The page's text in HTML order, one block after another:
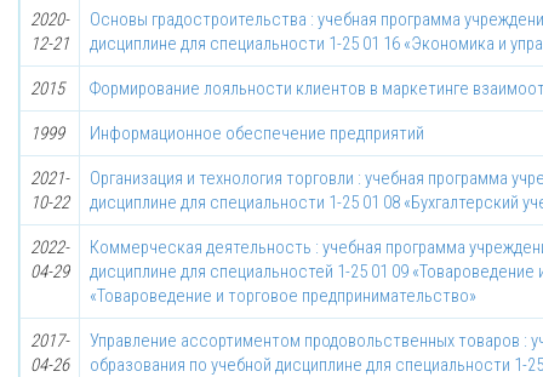
2020-
12-21
Основы градостроительства : учебная программа
дисциплине для специальности 1-25 01 16 «Экономика и
2015 Формирование лояльности клиентов в маркетинге
1999 Информационное обеспечение предприятий
2021-
10-22
Организация и технология торговли : учебная программа
дисциплине для специальности 1-25 01 08 «Бухгалтерский
2022-
04-29
Коммерческая деятельность : учебная программа
дисциплине для специальностей 1-25 01 09 «Товароведение
«Товароведение и торговое предпринимательство»
2017-
04-26
Управление ассортиментом продовольственных товаров :
образования по учебной дисциплине для специальности 1-